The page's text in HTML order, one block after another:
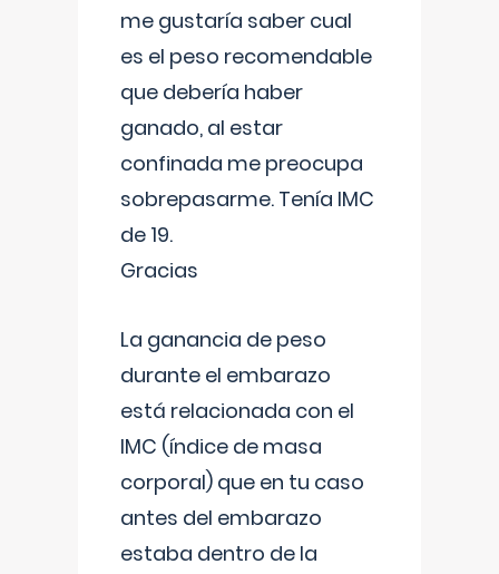
me gustaría saber cual
es el peso recomendable
que debería haber
ganado, al estar
confinada me preocupa
sobrepasarme. Tenía IMC
de 19.
Gracias
La ganancia de peso
durante el embarazo
está relacionada con el
IMC (índice de masa
corporal) que en tu caso
antes del embarazo
estaba dentro de la